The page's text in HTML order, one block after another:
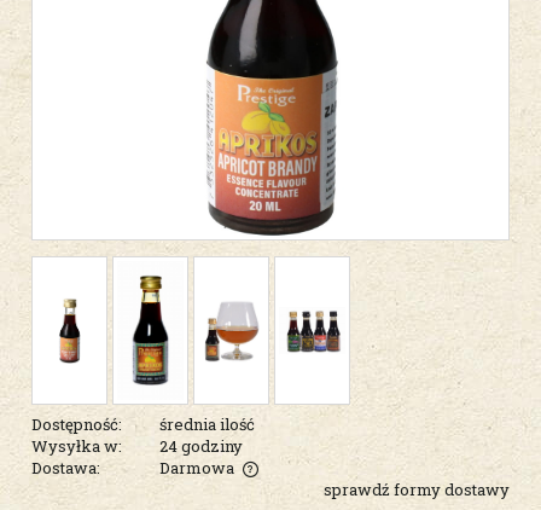
Dostępność:
średnia ilość
Wysyłka w:
24 godziny
Dostawa:
Darmowa
Cena nie zawiera ewentualnych kosztów płatności
sprawdź formy dostawy